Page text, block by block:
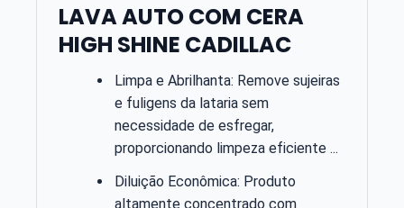
LAVA AUTO COM CERA
HIGH SHINE CADILLAC
Limpa e Abrilhanta: Remove sujeiras
e fuligens da lataria sem
necessidade de esfregar,
proporcionando limpeza eficiente ...
Diluição Econômica: Produto
altamente concentrado com